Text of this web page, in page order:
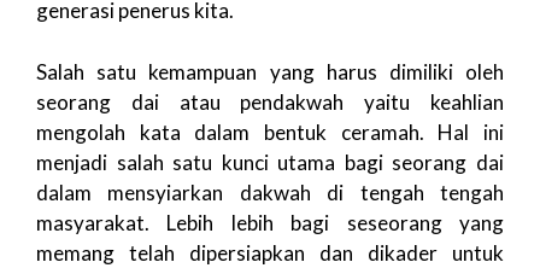
generasi penerus kita.
Salah satu kemampuan yang harus dimiliki oleh
seorang dai atau pendakwah yaitu keahlian
mengolah kata dalam bentuk ceramah. Hal ini
menjadi salah satu kunci utama bagi seorang dai
dalam mensyiarkan dakwah di tengah tengah
masyarakat. Lebih lebih bagi seseorang yang
memang telah dipersiapkan dan dikader untuk